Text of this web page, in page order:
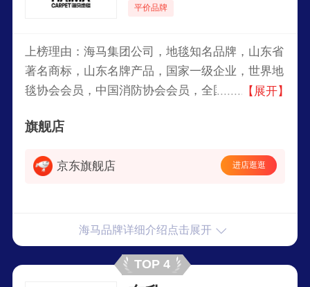
平价品牌
上榜理由：海马集团公司，地毯知名品牌，山东省
著名商标，山东名牌产品，国家一级企业，世界地
毯协会会员，中国消防协会会员，全国出口创汇先
大型地毯专业生产企业。
【展开】
旗舰店
京东旗舰店 进店逛逛
海马品牌详细介绍点击展开
TOP 4